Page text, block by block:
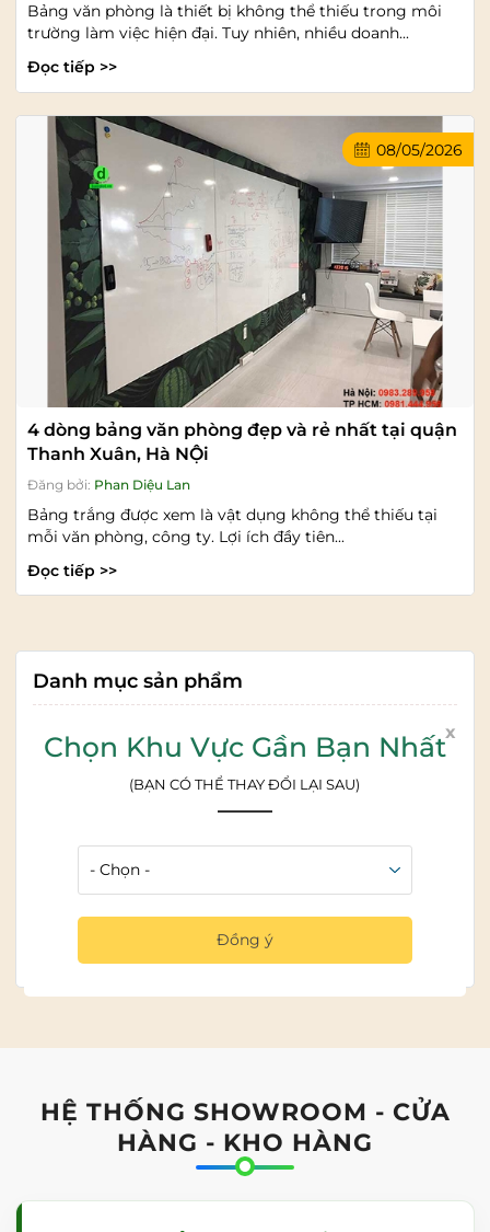
Bảng văn phòng là thiết bị không thể thiếu trong môi
trường làm việc hiện đại. Tuy nhiên, nhiều doanh...
Đọc tiếp >>
08/05/2026
4 dòng bảng văn phòng đẹp và rẻ nhất tại quận
Thanh Xuân, Hà NỘi
Đăng bởi: Phan Diệu Lan
Bảng trắng được xem là vật dụng không thể thiếu tại
mỗi văn phòng, công ty. Lợi ích đầy tiên...
Đọc tiếp >>
Danh mục sản phẩm
Trang chủ
Giới thiệu
Hướng Dẫn
Công Trình Hoàn Thành
Kiến thức & tư vấn
HỆ THỐNG SHOWROOM - CỬA
HÀNG - KHO HÀNG
x
Chọn Khu Vực Gần Bạn Nhất
(BẠN CÓ THỂ THAY ĐỔI LẠI SAU)
Đồng ý